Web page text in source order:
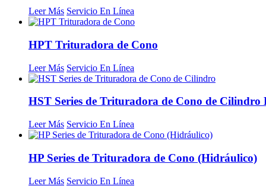
Leer Más Servicio En Línea
HPT Trituradora de Cono
Leer Más Servicio En Línea
HST Series de Trituradora de Cono de Cilindro
Leer Más Servicio En Línea
HP Series de Trituradora de Cono (Hidráulico)
Leer Más Servicio En Línea